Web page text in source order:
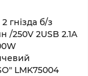
гнізда б/з
/250V 2USB 2.1A
LMK75004